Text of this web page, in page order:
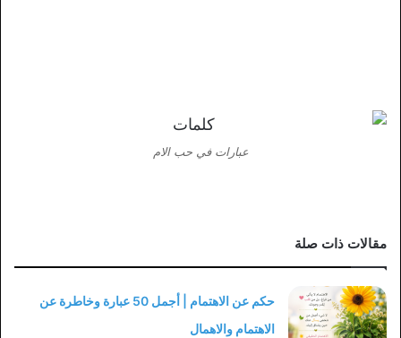
عبارات في حب الام
مقالات ذات صلة
حكم عن الاهتمام | أجمل 50 عبارة وخاطرة عن
الاهتمام والاهمال